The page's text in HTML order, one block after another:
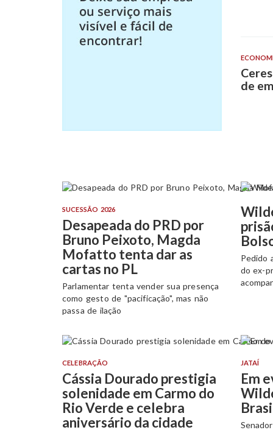
de
SUCESSÃO 2026
Desapeada do PRD por
Bruno Peixoto, Magda
Mofatto tenta dar as
cartas no PL
Parlamentar tenta vender sua presença
como gesto de "pacificação", mas não
passa de ilação
Pedido
do ex-
CELEBRAÇÃO
Cássia Dourado prestigia
solenidade em Carmo do
Rio Verde e celebra
aniversário da cidade
JATAÍ
Em